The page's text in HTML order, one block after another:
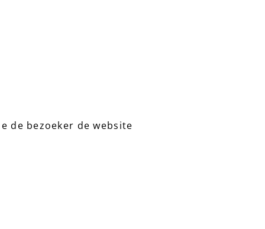
de bezoeker de website